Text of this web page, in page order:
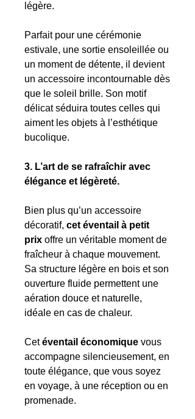
légère.
Parfait pour une cérémonie
estivale, une sortie ensoleillée ou
un moment de détente, il devient
un accessoire incontournable dès
que le soleil brille. Son motif
délicat séduira toutes celles qui
aiment les objets à l’esthétique
bucolique.
3. L’art de se rafraîchir avec
élégance et légèreté.
Bien plus qu’un accessoire
décoratif, cet éventail à petit
prix offre un véritable moment de
fraîcheur à chaque mouvement.
Sa structure légère en bois et son
ouverture fluide permettent une
aération douce et naturelle,
idéale en cas de chaleur.
Cetéventail économique vous
accompagne silencieusement, en
toute élégance, que vous soyez
en voyage, à une réception ou en
promenade.